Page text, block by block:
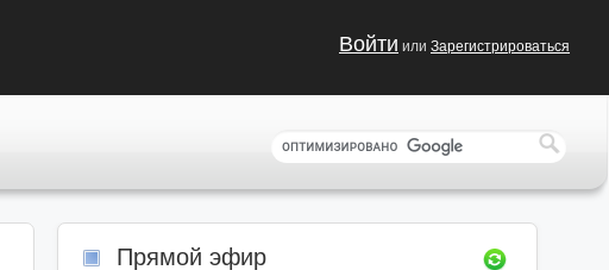
Войти или Зарегистрироваться
Прямой эфир